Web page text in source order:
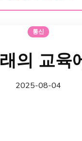
통신
의 교육
2025-08-04